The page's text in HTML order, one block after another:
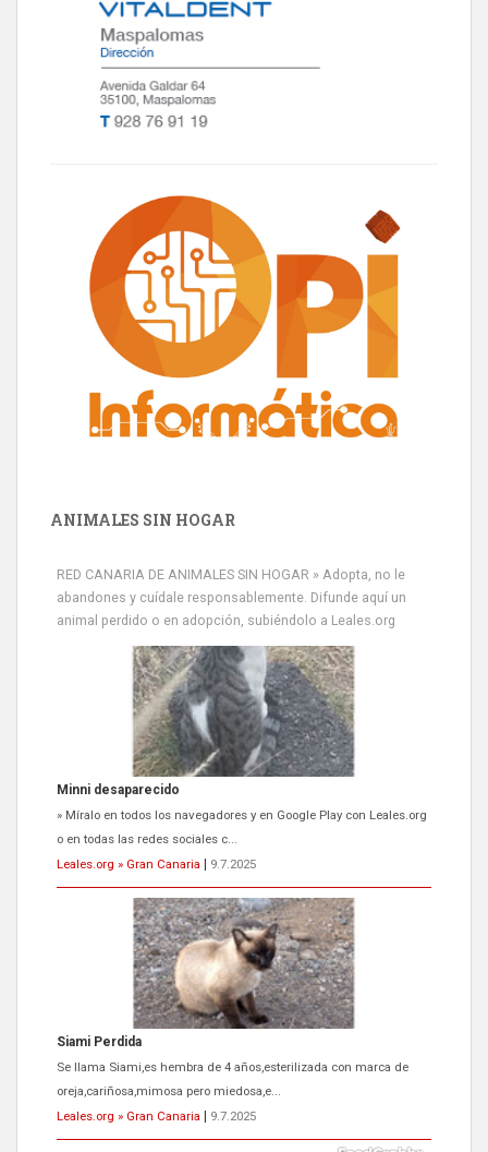
ANIMALES SIN HOGAR
RED CANARIA DE ANIMALES SIN HOGAR » Adopta, no le
abandones y cuídale responsablemente. Difunde aquí un
animal perdido o en adopción, subiéndolo a Leales.org
Minni desaparecido
» Míralo en todos los navegadores y en Google Play con Leales.org
o en todas las redes sociales c...
Leales.org » Gran Canaria
9.7.2025
Siami Perdida
Se llama Siami,es hembra de 4 años,esterilizada con marca de
oreja,cariñosa,mimosa pero miedosa,e...
Leales.org » Gran Canaria
9.7.2025